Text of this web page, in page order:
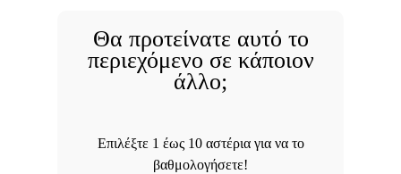
Θα προτείνατε αυτό το
περιεχόμενο σε κάποιον
άλλο;
Επιλέξτε 1 έως 10 αστέρια για να το
βαθμολογήσετε!